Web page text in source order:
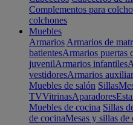
Complementos para
colchones
Muebles
Armarios Armarios de
batientesArmarios puertas
juvenilArmarios infantiles
vestidoresArmarios
Muebles de salón Sillas
TVVitrinasAparadores
Muebles de cocina Sillas
de cocinaMesas y sillas de